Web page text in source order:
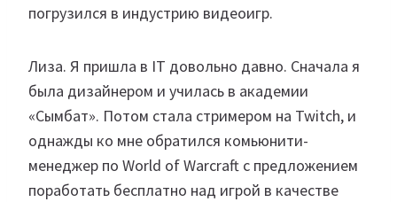
погрузился в индустрию видеоигр.
Лиза. Я пришла в IT довольно давно. Сначала я
была дизайнером и училась в академии
«Сымбат». Потом стала стримером на Twitch, и
однажды ко мне обратился комьюнити-
менеджер по World of Warcraft с предложением
поработать бесплатно над игрой в качестве